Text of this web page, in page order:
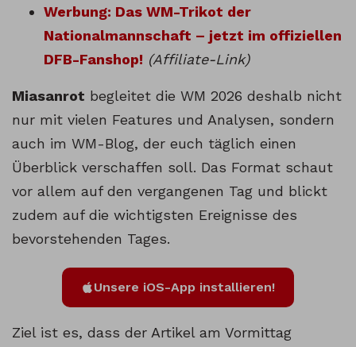
Werbung: Das WM-Trikot der
Nationalmannschaft – jetzt im offiziellen
DFB-Fanshop! (Affiliate-Link)
Miasanrot begleitet die WM 2026 deshalb nicht
nur mit vielen Features und Analysen, sondern
auch im WM-Blog, der euch täglich einen
Überblick verschaffen soll. Das Format schaut
vor allem auf den vergangenen Tag und blickt
zudem auf die wichtigsten Ereignisse des
bevorstehenden Tages.
Unsere iOS-App installieren!
Ziel ist es, dass der Artikel am Vormittag